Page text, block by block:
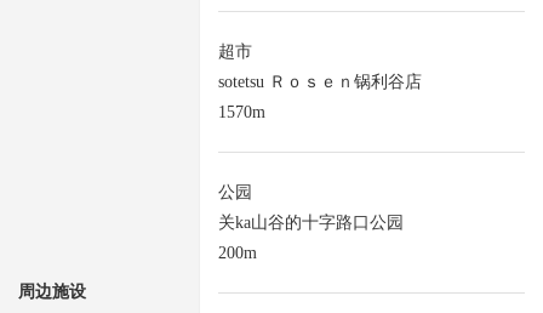
周边施设
超市
sotetsu Ｒｏｓｅｎ锅利谷店
1570m
公园
关ka山谷的十字路口公园
200m